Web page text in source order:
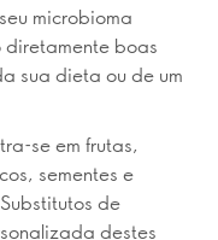
microbioma
boas
sua dieta ou de um
se em frutas,
sementes e
de
destes